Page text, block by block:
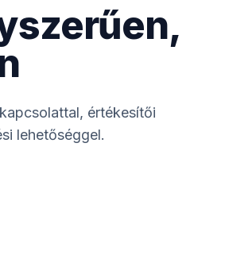
értékesítői
lehetőséggel.